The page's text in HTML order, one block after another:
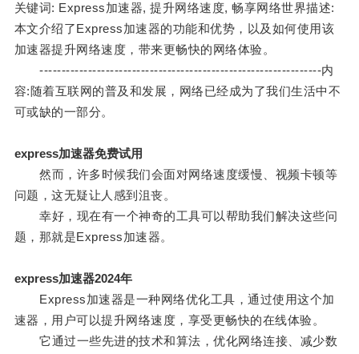
关键词: Express加速器, 提升网络速度, 畅享网络世界描述:
本文介绍了Express加速器的功能和优势，以及如何使用该
加速器提升网络速度，带来更畅快的网络体验。
----------------------------------------------------------------内
容:随着互联网的普及和发展，网络已经成为了我们生活中不
可或缺的一部分。
express加速器免费试用
然而，许多时候我们会面对网络速度缓慢、视频卡顿等
问题，这无疑让人感到沮丧。
幸好，现在有一个神奇的工具可以帮助我们解决这些问
题，那就是Express加速器。
express加速器2024年
Express加速器是一种网络优化工具，通过使用这个加
速器，用户可以提升网络速度，享受更畅快的在线体验。
它通过一些先进的技术和算法，优化网络连接、减少数